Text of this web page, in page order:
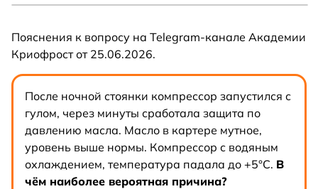
Пояснения к вопросу на Telegram-канале Академии
Криофрост от 25.06.2026.
После ночной стоянки компрессор запустился с
гулом, через минуты сработала защита по
давлению масла. Масло в картере мутное,
уровень выше нормы. Компрессор с водяным
охлаждением, температура падала до +5°С. В
чём наиболее вероятная причина?